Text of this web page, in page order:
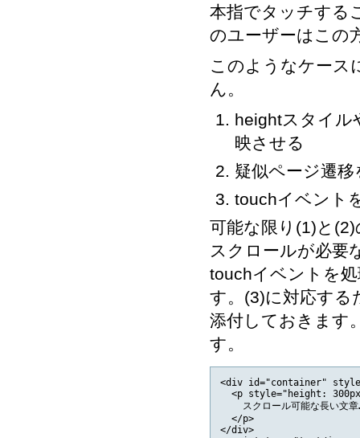
本指でタッチする
のユーザーはこの
このようなケース
ん。
heightスタイル
映させる
疑似ページ遷移
touchイベント
可能な限り(1)と
スクロールが必要
touchイベントを
す。(3)に対応する
添付しておきます
す。
<div id="container"
<p style="height:
スクロール可能な長い文
  </p>
</div>